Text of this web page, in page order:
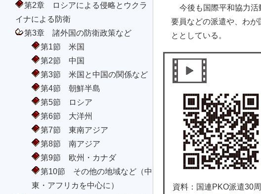
第2章 ロシアによる侵略とウクラ
イナによる防衛
第3章 諸外国の防衛政策など
第1節 米国
第2節 中国
第3節 米国と中国の関係など
第4節 朝鮮半島
第5節 ロシア
第6節 大洋州
第7節 東南アジア
第8節 南アジア
第9節 欧州・カナダ
第10節 その他の地域など（中
東・アフリカを中心に）
今後も国際平和協力
要員などの派遣や、わ
ととしている。
資料：国連PKO派遣30